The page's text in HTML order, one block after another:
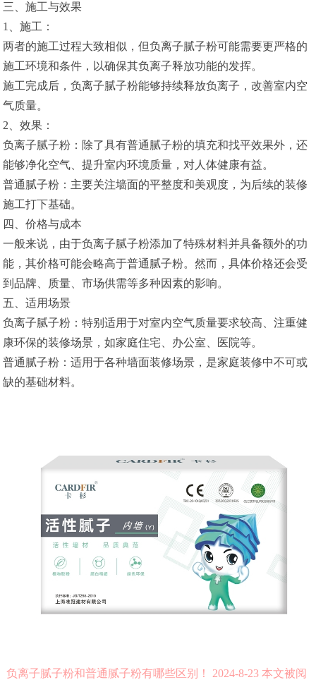
三、施工与效果
1、施工：
两者的施工过程大致相似，但负离子腻子粉可能需要更严格的
施工环境和条件，以确保其负离子释放功能的发挥。
施工完成后，负离子腻子粉能够持续释放负离子，改善室内空
气质量。
2、效果：
负离子腻子粉：除了具有普通腻子粉的填充和找平效果外，还
能够净化空气、提升室内环境质量，对人体健康有益。
普通腻子粉：主要关注墙面的平整度和美观度，为后续的装修
施工打下基础。
四、价格与成本
一般来说，由于负离子腻子粉添加了特殊材料并具备额外的功
能，其价格可能会略高于普通腻子粉。然而，具体价格还会受
到品牌、质量、市场供需等多种因素的影响。
五、适用场景
负离子腻子粉：特别适用于对室内空气质量要求较高、注重健
康环保的装修场景，如家庭住宅、办公室、医院等。
普通腻子粉：适用于各种墙面装修场景，是家庭装修中不可或
缺的基础材料。
负离子腻子粉和普通腻子粉有哪些区别！ 2024-8-23 本文被阅